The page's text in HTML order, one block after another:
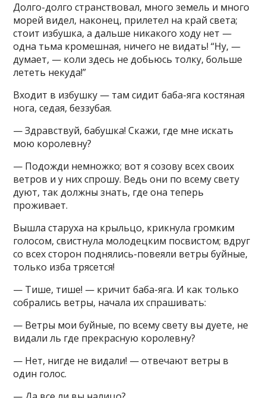
Долго-долго странствовал, много земель и много
морей видел, наконец, прилетел на край света;
стоит избушка, а дальше никакого ходу нет —
одна тьма кромешная, ничего не видать! “Ну, —
думает, — коли здесь не добьюсь толку, больше
лететь некуда!”
Входит в избушку — там сидит баба-яга костяная
нога, седая, беззубая.
— Здравствуй, бабушка! Скажи, где мне искать
мою королевну?
— Подожди немножко; вот я созову всех своих
ветров и у них спрошу. Ведь они по всему свету
дуют, так должны знать, где она теперь
проживает.
Вышла старуха на крыльцо, крикнула громким
голосом, свистнула молодецким посвистом; вдруг
со всех сторон поднялись-повеяли ветры буйные,
только изба трясется!
— Тише, тише! — кричит баба-яга. И как только
собрались ветры, начала их спрашивать:
— Ветры мои буйные, по всему свету вы дуете, не
видали ль где прекрасную королевну?
— Нет, нигде не видали! — отвечают ветры в
один голос.